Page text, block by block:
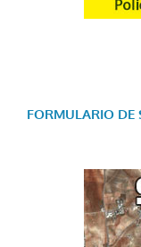
FORMULARIO DE